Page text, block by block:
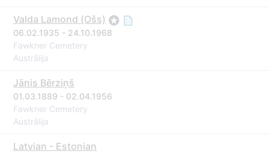
Valda Lamond (Ošs)
06.02.1935 - 24.10.1968
Fawkner Cemetery
Austrālija
Jānis Bērziņš
01.03.1889 - 02.04.1956
Fawkner Cemetery
Austrālija
Latvian - Estonian